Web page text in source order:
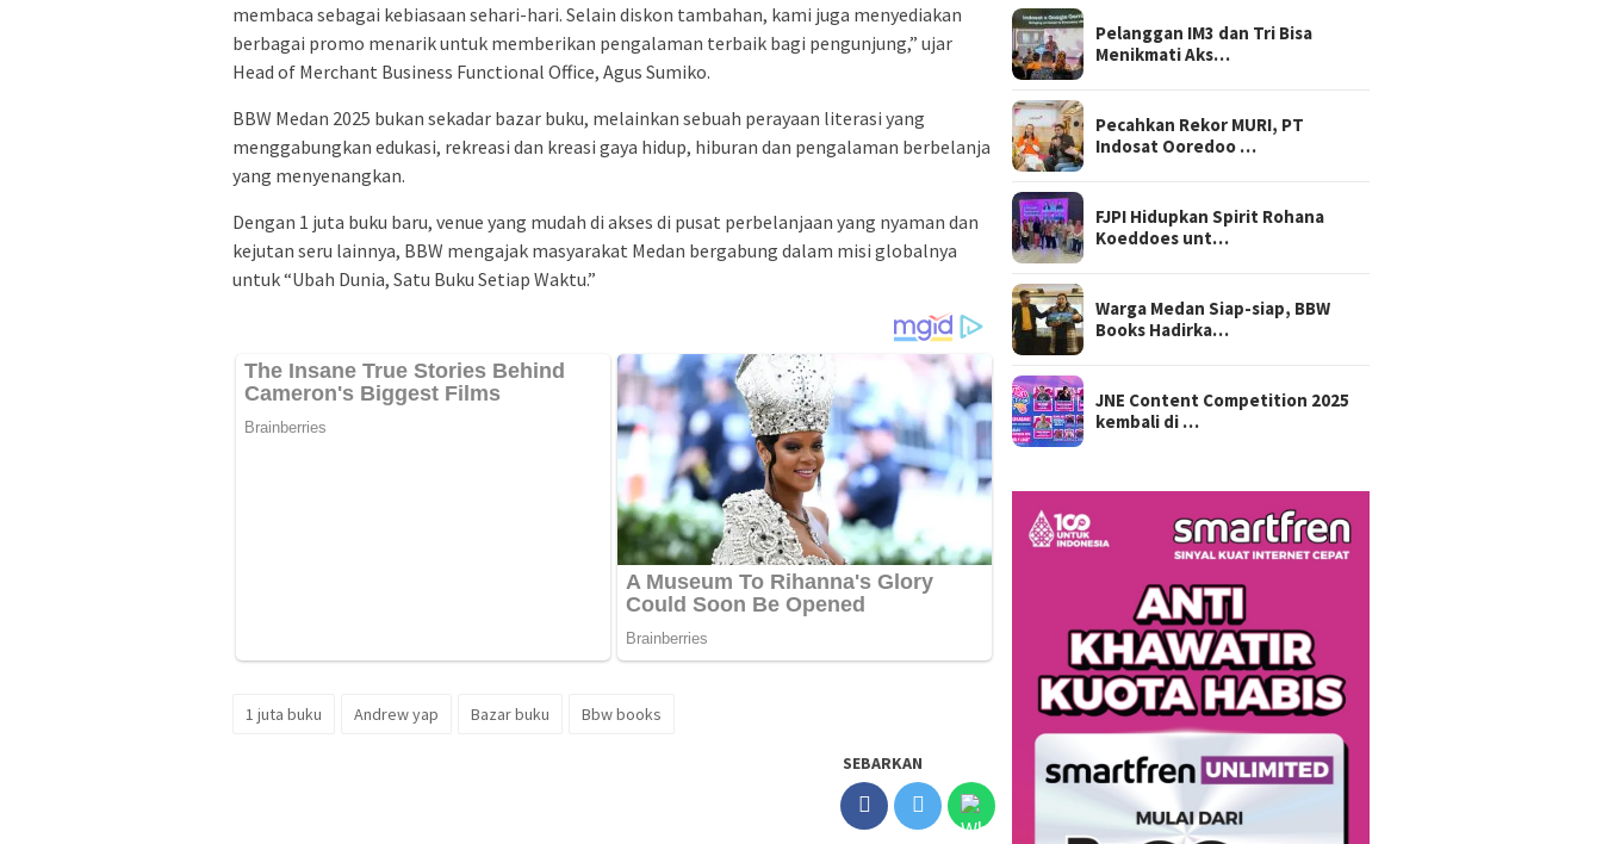
membaca sebagai kebiasaan sehari-hari. Selain diskon tambahan, kami juga menyediakan
berbagai promo menarik untuk memberikan pengalaman terbaik bagi pengunjung,” ujar
Head of Merchant Business Functional Office, Agus Sumiko.
BBW Medan 2025 bukan sekadar bazar buku, melainkan sebuah perayaan literasi yang
menggabungkan edukasi, rekreasi dan kreasi gaya hidup, hiburan dan pengalaman berbelanja
yang menyenangkan.
Dengan 1 juta buku baru, venue yang mudah di akses di pusat perbelanjaan yang nyaman dan
kejutan seru lainnya, BBW mengajak masyarakat Medan bergabung dalam misi globalnya
untuk “Ubah Dunia, Satu Buku Setiap Waktu.”
1 juta buku Andrew yap Bazar buku Bbw books
SEBARKAN
Pelanggan IM3 dan Tri Bisa
Menikmati Aks…
Pecahkan Rekor MURI, PT
Indosat Ooredoo …
FJPI Hidupkan Spirit Rohana
Koeddoes unt…
Warga Medan Siap-siap, BBW
Books Hadirka…
JNE Content Competition 2025
kembali di …